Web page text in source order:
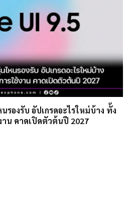
รองรับ อัปเกรดอะไรใหม่บ้าง ทั้ง
าน คาดเปิดตัวต้นปี 2027